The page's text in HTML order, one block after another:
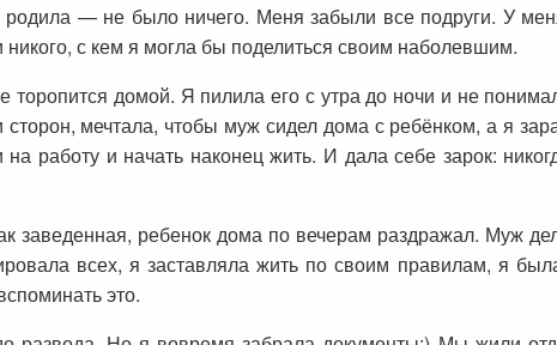
родила — не было ничего. Меня забыли все подруги. У
с кем я могла бы поделиться своим наболевшим.
домой. Я пилила его с утра до ночи и не
мечтала, чтобы муж сидел дома с ребёнком, а я
работу и начать наконец жить. И дала себе зарок:
заведенная, ребенок дома по вечерам раздражал. Муж
всех, я заставляла жить по своим правилам, я
это.